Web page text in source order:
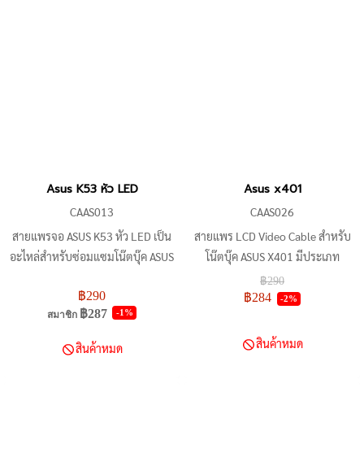
Asus K53 หัว LED
CAAS013
สายแพรจอ ASUS K53 หัว LED เป็น
อะไหล่สำหรับซ่อมแซมโน๊ตบุ๊ค ASUS
ผลิตจากวัสดุคุณภาพสูง ทนทานต่อ
การใช้งาน ติดตั้งง่าย ใช้งานได้กับโน๊
ตบุ๊ค ASUS K53 รุ่นที่มีจอ LED
เท่านั้น
฿290
สมาชิก ฿287 -1%
สินค้าหมด
Asus x401
CAAS026
สายแพร LCD Video Cable สำหรับ
โน๊ตบุ๊ค ASUS X401 มีประเภท
Connector เป็น 40 Pin และสามารถ
ใช้ได้กับรุ่นโน๊ตบุ๊ค ASUS ต่อไปนี้
ASUS X401C, ASUS X401E, ASUS
฿290
฿284 -2%
สินค้าหมด